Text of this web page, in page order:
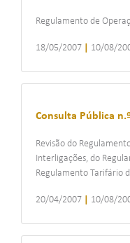
Regulamento de
18/05/2007 10/08/
Consulta Pública
Revisão do
Interligações, do
Regulamento Tarifário
20/04/2007 10/08/